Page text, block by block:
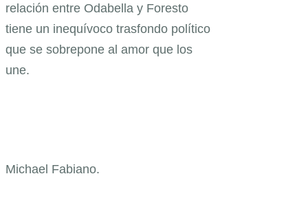
relación entre Odabella y Foresto
tiene un inequívoco trasfondo político
que se sobrepone al amor que los
une.
Michael Fabiano.